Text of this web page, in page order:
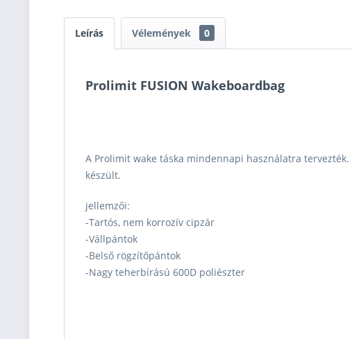
Leírás Vélemények 0
Prolimit FUSION Wakeboardbag
A Prolimit wake táska mindennapi használatra tervezték.
készült.
jellemzői:
-Tartós, nem korrozív cipzár
-Vállpántok
-Belső rögzítőpántok
-Nagy teherbírású 600D poliészter